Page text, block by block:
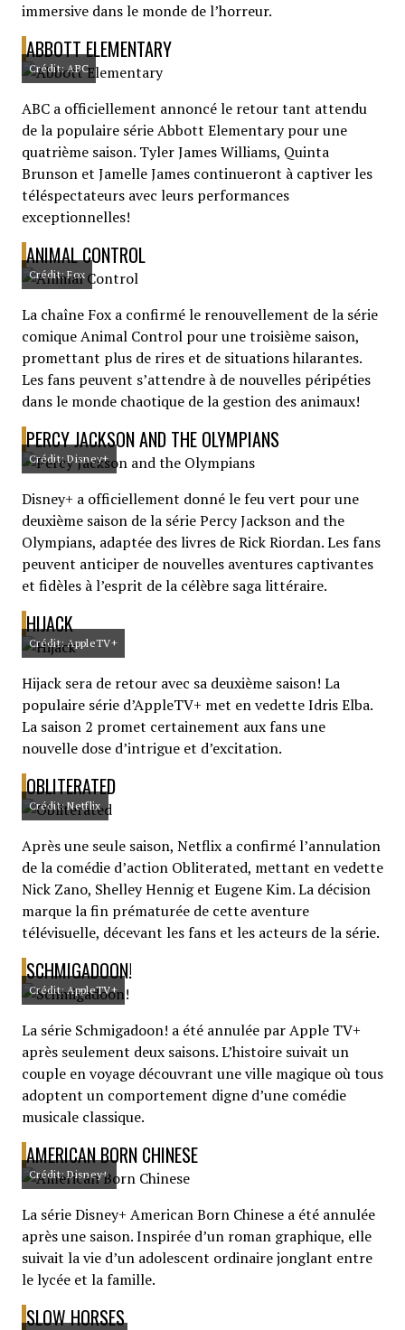
immersive dans le monde de l’horreur.
ABBOTT ELEMENTARY
Crédit: ABC
ABC a officiellement annoncé le retour tant attendu
de la populaire série Abbott Elementary pour une
quatrième saison. Tyler James Williams, Quinta
Brunson et Jamelle James continueront à captiver les
téléspectateurs avec leurs performances
exceptionnelles!
ANIMAL CONTROL
Crédit: Fox
La chaîne Fox a confirmé le renouvellement de la série
comique Animal Control pour une troisième saison,
promettant plus de rires et de situations hilarantes.
Les fans peuvent s’attendre à de nouvelles péripéties
dans le monde chaotique de la gestion des animaux!
PERCY JACKSON AND THE OLYMPIANS
Crédit: Disney+
Disney+ a officiellement donné le feu vert pour une
deuxième saison de la série Percy Jackson and the
Olympians, adaptée des livres de Rick Riordan. Les fans
peuvent anticiper de nouvelles aventures captivantes
et fidèles à l’esprit de la célèbre saga littéraire.
HIJACK
Crédit: AppleTV+
Hijack sera de retour avec sa deuxième saison! La
populaire série d’AppleTV+ met en vedette Idris Elba.
La saison 2 promet certainement aux fans une
nouvelle dose d’intrigue et d’excitation.
OBLITERATED
Crédit: Netflix
Après une seule saison, Netflix a confirmé l’annulation
de la comédie d’action Obliterated, mettant en vedette
Nick Zano, Shelley Hennig et Eugene Kim. La décision
marque la fin prématurée de cette aventure
télévisuelle, décevant les fans et les acteurs de la série.
SCHMIGADOON!
Crédit: AppleTV+
La série Schmigadoon! a été annulée par Apple TV+
après seulement deux saisons. L’histoire suivait un
couple en voyage découvrant une ville magique où tous
adoptent un comportement digne d’une comédie
musicale classique.
AMERICAN BORN CHINESE
Crédit: Disney+
La série Disney+ American Born Chinese a été annulée
après une saison. Inspirée d’un roman graphique, elle
suivait la vie d’un adolescent ordinaire jonglant entre
le lycée et la famille.
SLOW HORSES